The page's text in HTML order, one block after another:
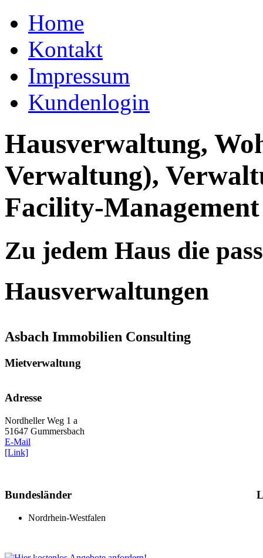
Home
Kontakt
Impressum
Kundenlogin
Hausverwaltung,
Verwaltung),
Facility-Management
Zu jedem Haus die
Hausverwaltungen
Asbach Immobilien Consulting
Mietverwaltung
Adresse
Nordheller Weg 1 a
51647 Gummersbach
E-Mail
[Link]
Bundesländer
Nordrhein-Westfalen